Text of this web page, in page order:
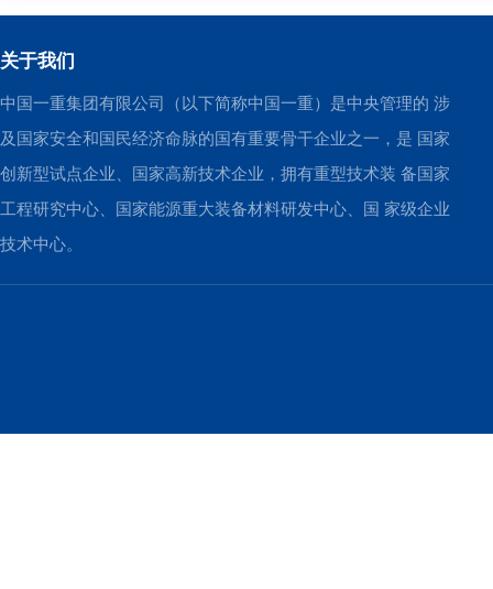
关于我们
中国一重集团有限公司（以下简称中国一重）是中央管理的 涉
及国家安全和国民经济命脉的国有重要骨干企业之一，是 国家
创新型试点企业、国家高新技术企业，拥有重型技术装 备国家
工程研究中心、国家能源重大装备材料研发中心、国 家级企业
技术中心。